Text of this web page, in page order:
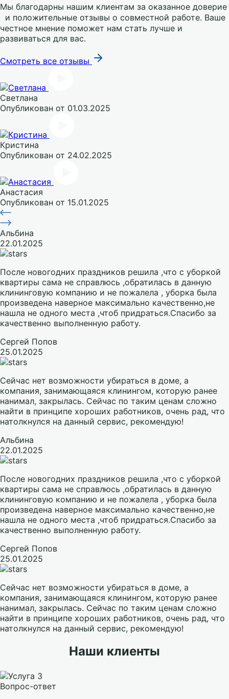
Мы благодарны нашим клиентам за оказанное доверие
и положительные отзывы о совместной работе. Ваше
честное мнение поможет нам стать лучше и
развиваться для вас.
Смотреть все отзывы
Светлана
Опубликован от 01.03.2025
Кристина
Опубликован от 24.02.2025
Анастасия
Опубликован от 15.01.2025
Альбина
22.01.2025
После новогодних праздников решила ,что с уборкой
квартиры сама не справлюсь ,обратилась в данную
клининговую компанию и не пожалела , уборка была
произведена наверное максимально качественно,не
нашла не одного места ,чтоб придраться.Спасибо за
качественно выполненную работу.
Сергей Попов
25.01.2025
Сейчас нет возможности убираться в доме, а
компания, занимающаяся клинингом, которую ранее
нанимал, закрылась. Сейчас по таким ценам сложно
найти в принципе хороших работников, очень рад, что
натолкнулся на данный сервис, рекомендую!
Альбина
22.01.2025
После новогодних праздников решила ,что с уборкой
квартиры сама не справлюсь ,обратилась в данную
клининговую компанию и не пожалела , уборка была
произведена наверное максимально качественно,не
нашла не одного места ,чтоб придраться.Спасибо за
качественно выполненную работу.
Сергей Попов
25.01.2025
Сейчас нет возможности убираться в доме, а
компания, занимающаяся клинингом, которую ранее
нанимал, закрылась. Сейчас по таким ценам сложно
найти в принципе хороших работников, очень рад, что
натолкнулся на данный сервис, рекомендую!
Наши клиенты
Вопрос-ответ